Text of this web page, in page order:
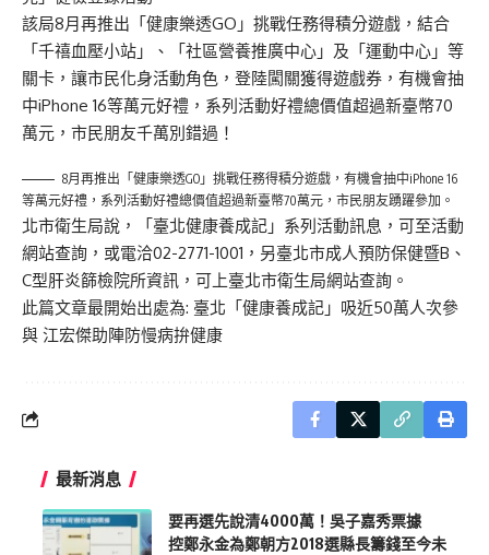
該局8月再推出「健康樂透GO」挑戰任務得積分遊戲，結合
「千禧血壓小站」、「社區營養推廣中心」及「運動中心」等
關卡，讓市民化身活動角色，登陸闖關獲得遊戲券，有機會抽
中iPhone 16等萬元好禮，系列活動好禮總價值超過新臺幣70
萬元，市民朋友千萬別錯過！
8月再推出「健康樂透GO」挑戰任務得積分遊戲，有機會抽中iPhone 16
等萬元好禮，系列活動好禮總價值超過新臺幣70萬元，市民朋友踴躍參加。
北市衛生局說，「臺北健康養成記」系列活動訊息，可至活動
網站查詢，或電洽02-2771-1001，另臺北市成人預防保健暨B、
C型肝炎篩檢院所資訊，可上臺北市衛生局網站查詢。
此篇文章最開始出處為: 臺北「健康養成記」吸近50萬人次參
與 江宏傑助陣防慢病拚健康
最新消息
要再選先說清4000萬！吳子嘉秀票據
控鄭永金為鄭朝方2018選縣長籌錢至今未